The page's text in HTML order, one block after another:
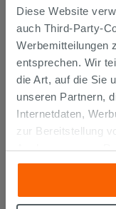
Diese Website
auch Third-Party-
Werbemitteilungen
entsprechen. Wir
die Art, auf die Sie
unseren Partnern,
Internetdaten,
zur Bereitstellung
Analyse unseres
anderen
die sie aufgrund
gesammelt haben,
PROMO
Moon
Schwarz